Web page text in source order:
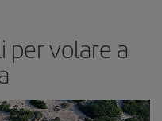
per volare a